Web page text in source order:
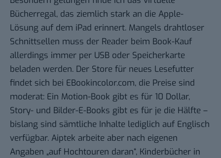
Bücherregal, das ziemlich stark an die Apple-
Lösung auf dem iPad erinnert. Mangels drahtloser
Schnittsellen muss der Reader beim Book-Kauf
allerdings immer per USB oder Speicherkarte
beladen werden. Der Store für neues Lesefutter
findet sich bei EBookincolor.com, die Preise sind
moderat: Ein Motion-Book gibt es für 10 Dollar,
Story- und Bilder-E-Books gibt es für je die Hälfte –
bislang sind sämtliche Inhalte lediglich auf Englisch
verfügbar. Aiptek arbeite aber nach eigenen
Angaben „auf Hochtouren daran“, Kinderbücher in